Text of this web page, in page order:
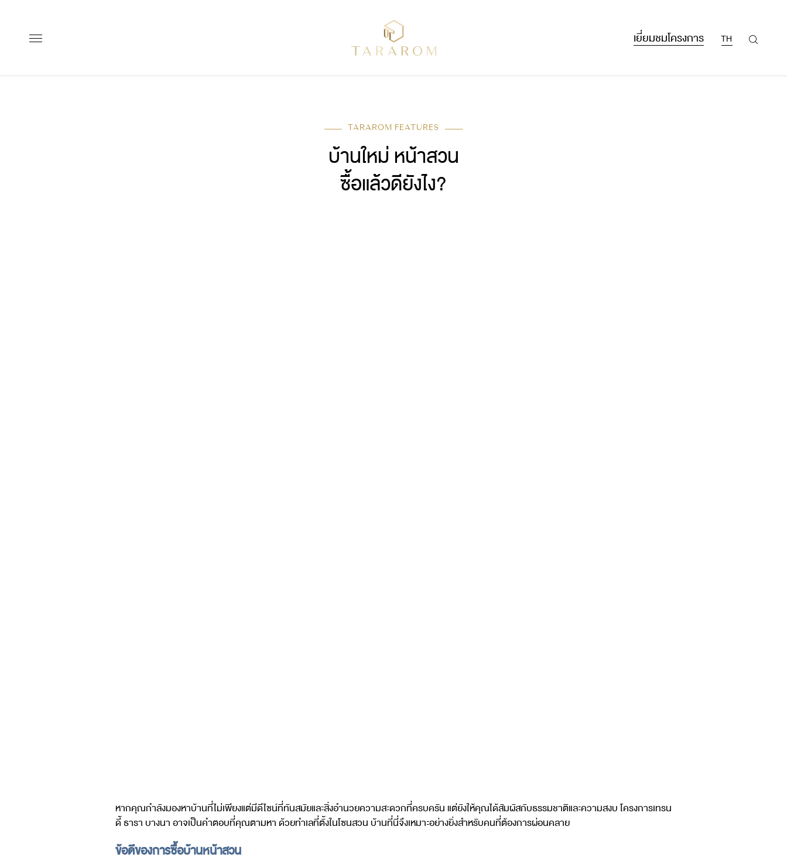
เยี่ยมชมโครงการ TH
TARAROM FEATURES
บ้านใหม่ หน้าสวน
ซื้อแล้วดียังไง?
หากคุณกำลังมองหาบ้านที่ไม่เพียงแต่มีดีไซน์ที่ทันสมัยและสิ่งอำนวยความสะดวกที่ครบครัน แต่ยังให้คุณได้สัมผัสกับธรรมชาติและความสงบ โครงการเทรน
ดี้ ธารา บางนา อาจเป็นคำตอบที่คุณตามหา ด้วยทำเลที่ตั้งในโซนสวน บ้านที่นี่จึงเหมาะอย่างยิ่งสำหรับคนที่ต้องการผ่อนคลาย
ข้อดีของการซื้อบ้านหน้าสวน